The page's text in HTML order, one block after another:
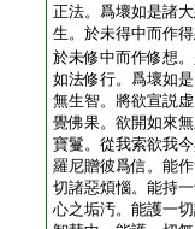
正法。爲壞如是諸
生。於未得中而作
於未修中而作修想
如法修行。爲壞如
無生智。將欲宣説
覺佛果。欲開如來
寶鬘。從我索欲我
羅尼贈彼爲信。能
切諸惡煩惱。能持
心之垢汚。能護一